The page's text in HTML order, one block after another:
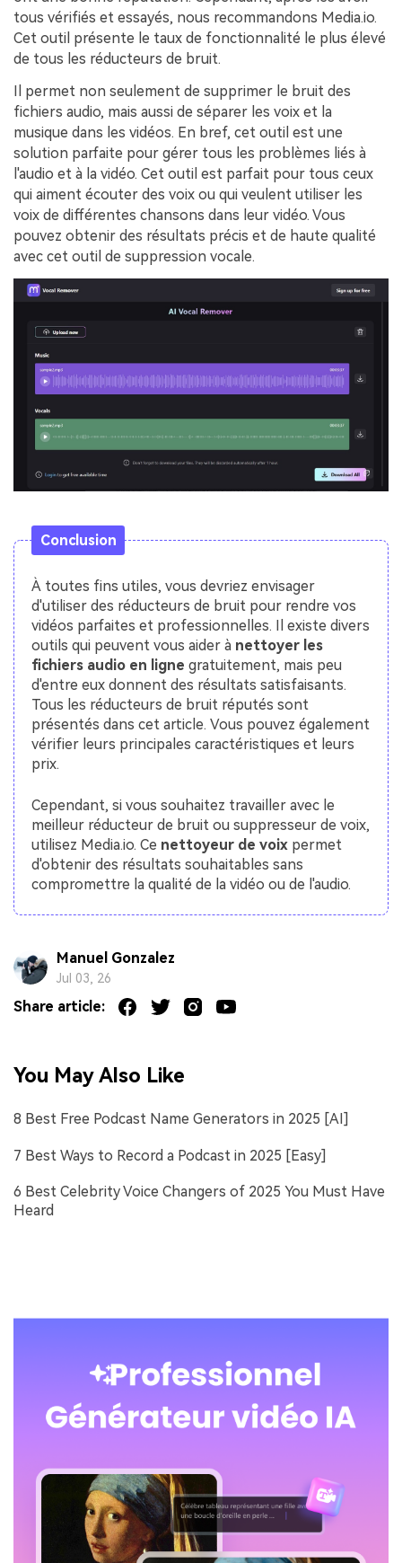
tous vérifiés et essayés, nous recommandons Media.io.
Cet outil présente le taux de fonctionnalité le plus élevé
de tous les réducteurs de bruit.
Il permet non seulement de supprimer le bruit des
fichiers audio, mais aussi de séparer les voix et la
musique dans les vidéos. En bref, cet outil est une
solution parfaite pour gérer tous les problèmes liés à
l'audio et à la vidéo. Cet outil est parfait pour tous ceux
qui aiment écouter des voix ou qui veulent utiliser les
voix de différentes chansons dans leur vidéo. Vous
pouvez obtenir des résultats précis et de haute qualité
avec cet outil de suppression vocale.
Conclusion
À toutes fins utiles, vous devriez envisager
d'utiliser des réducteurs de bruit pour rendre vos
vidéos parfaites et professionnelles. Il existe divers
outils qui peuvent vous aider à nettoyer les
fichiers audio en ligne gratuitement, mais peu
d'entre eux donnent des résultats satisfaisants.
Tous les réducteurs de bruit réputés sont
présentés dans cet article. Vous pouvez également
vérifier leurs principales caractéristiques et leurs
prix.
Cependant, si vous souhaitez travailler avec le
meilleur réducteur de bruit ou suppresseur de voix,
utilisez Media.io. Ce nettoyeur de voix permet
d'obtenir des résultats souhaitables sans
compromettre la qualité de la vidéo ou de l'audio.
Manuel Gonzalez
Jul 03, 26
Share article:
You May Also Like
8 Best Free Podcast Name Generators in 2025 [AI]
7 Best Ways to Record a Podcast in 2025 [Easy]
6 Best Celebrity Voice Changers of 2025 You Must Have
Heard